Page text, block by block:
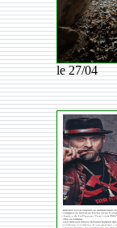
le 27/04